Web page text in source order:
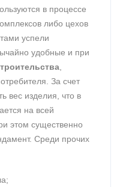
в процессе
либо цехов
успели
удобные и при
За счет
вес изделия, что в
на всей
этом существенно
Среди прочих